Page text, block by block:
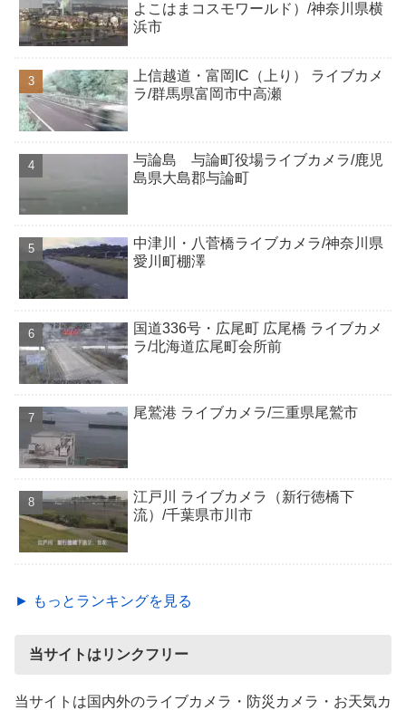
よこはまコスモワールド）/神奈川県横
浜市
上信越道・富岡IC（上り） ライブカメ
ラ/群馬県富岡市中高瀬
与論島 与論町役場ライブカメラ/鹿児
島県大島郡与論町
中津川・八菅橋ライブカメラ/神奈川県
愛川町棚澤
国道336号・広尾町 広尾橋 ライブカメ
ラ/北海道広尾町会所前
尾鷲港 ライブカメラ/三重県尾鷲市
江戸川 ライブカメラ（新行徳橋下
流）/千葉県市川市
► もっとランキングを見る
当サイトはリンクフリー
当サイトは国内外のライブカメラ・防災カメラ・お天気カ